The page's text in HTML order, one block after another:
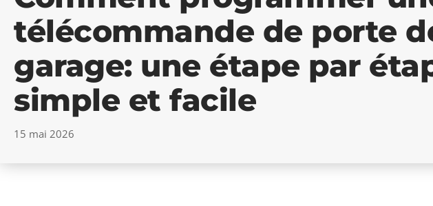
télécommande de porte
garage: une étape par
simple et facile
15 mai 2026